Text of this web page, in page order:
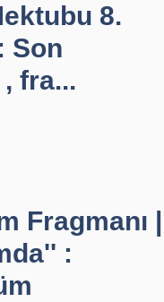
8.
Son
fra...
Fragmanı |
: